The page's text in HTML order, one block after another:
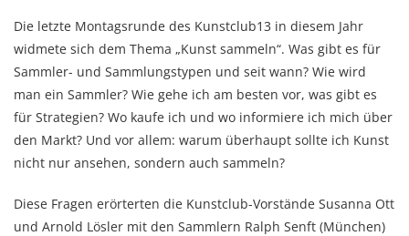
Die letzte Montagsrunde des Kunstclub13 in diesem Jahr
widmete sich dem Thema „Kunst sammeln“. Was gibt es für
Sammler- und Sammlungstypen und seit wann? Wie wird
man ein Sammler? Wie gehe ich am besten vor, was gibt es
für Strategien? Wo kaufe ich und wo informiere ich mich über
den Markt? Und vor allem: warum überhaupt sollte ich Kunst
nicht nur ansehen, sondern auch sammeln?
Diese Fragen erörterten die Kunstclub-Vorstände Susanna Ott
und Arnold Lösler mit den Sammlern Ralph Senft (München)